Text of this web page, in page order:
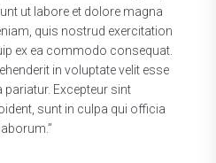
ut labore et dolore magna
quis nostrud exercitation
ex ea commodo consequat.
in voluptate velit esse
Excepteur sint
sunt in culpa qui officia